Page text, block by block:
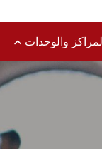
والوحدات